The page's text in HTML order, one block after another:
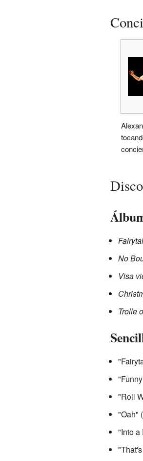
No
Visa
Trolle
"Roll
"Oah"
"Into a